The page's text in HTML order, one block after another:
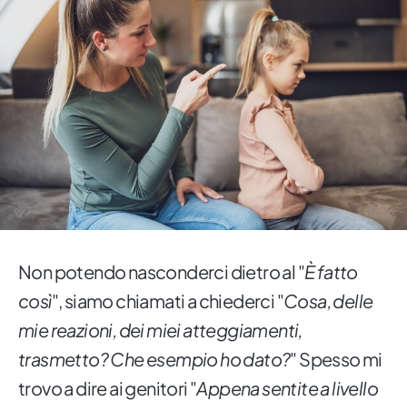
Non potendo nasconderci dietro al "È fatto
così", siamo chiamati a chiederci "Cosa, delle
mie reazioni, dei miei atteggiamenti,
trasmetto? Che esempio ho dato?" Spesso mi
trovo a dire ai genitori "Appena sentite a livello